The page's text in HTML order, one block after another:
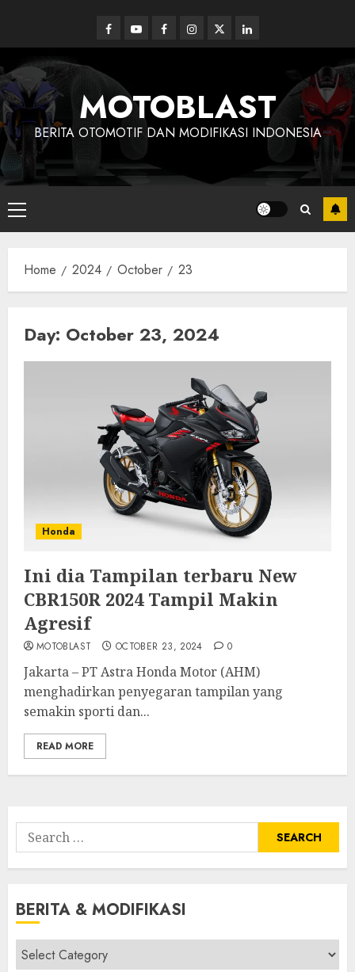
content
Facebook
YoutubeFacebookInstagram
Twitterlinkedin
MOTOBLAST
BERITA OTOMOTIF DAN MODIFIKASI INDONESIA
Primary
Menu
Home 2024 October 23
Day: October 23, 2024
Honda
Ini dia Tampilan terbaru New
CBR150R 2024 Tampil Makin
Agresif
MOTOBLAST OCTOBER 23, 2024 0
Jakarta – PT Astra Honda Motor (AHM)
menghadirkan penyegaran tampilan yang
semakin sporti dan...
READ MORE
Search
for:
BERITA & MODIFIKASI
Berita